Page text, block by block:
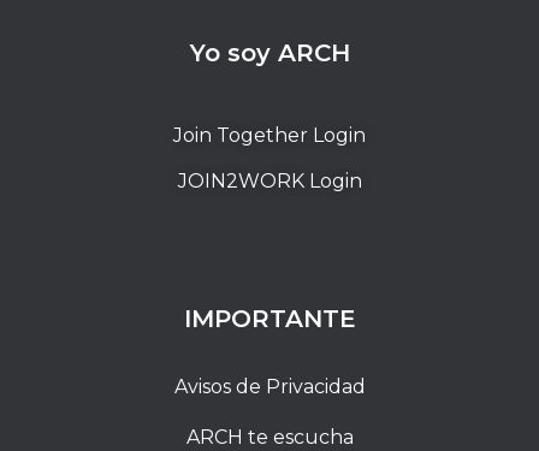
Yo soy ARCH
Join Together Login
JOIN2WORK Login
IMPORTANTE
Avisos de Privacidad
ARCH te escucha